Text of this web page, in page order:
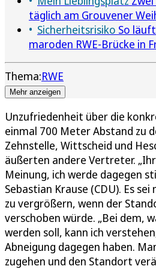
täglich am Grouvener
Sicherheitsrisiko So
maroden RWE-Brücke in
Thema:RWE
Mehr anzeigen
Unzufriedenheit über die
einmal 700 Meter Abstand zu
Zehnstelle, Wittscheid und
äußerten andere Vertreter.
Meinung, ich werde dagegen
Sebastian Krause (CDU). Es
zu vergrößern, wenn der
verschoben würde. „Bei dem,
werden soll, kann ich
Abneigung dagegen haben.
zugehen und den Standort